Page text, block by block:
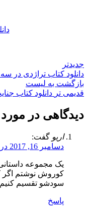
جدیدتر
دانلود کتاب تراژدی در سه
بازگشت به لیست
قدیمی تر دانلود کتاب
دیدگاهی در
اریو گفت:
دسامبر 16, 2017 در 8:15 ب.ظ
یک مجموعه
کوروش نوشتم اگر
سودشو تقسیم کنیم۰۹۳۰۵۳۹۵۰۵۹
پاسخ